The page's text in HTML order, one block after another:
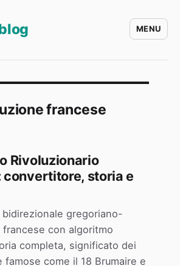
MENU
francese
Rivoluzionario
convertitore, storia e
gregoriano-
francese con algoritmo
completa, significato dei
famose come il 18 Brumaire e